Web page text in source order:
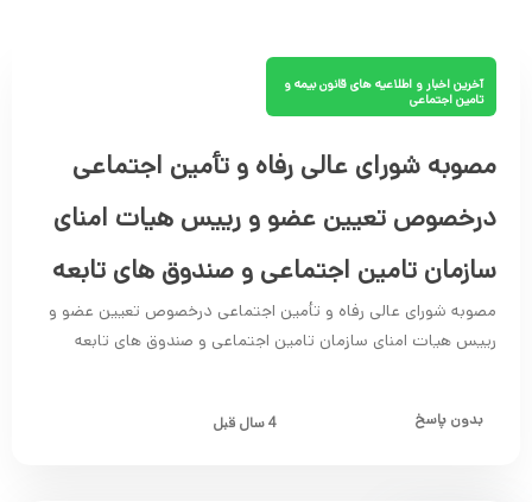
آخرین اخبار و اطلاعیه های قانون بیمه و
تامین اجتماعی
مصوبه شورای عالی رفاه و تأمین اجتماعی
درخصوص تعیین عضو و رییس هیات امنای
سازمان تامین اجتماعی و صندوق های تابعه
مصوبه شورای عالی رفاه و تأمین اجتماعی درخصوص تعیین عضو و
رییس هیات امنای سازمان تامین اجتماعی و صندوق های تابعه
بدون پاسخ 4 سال قبل